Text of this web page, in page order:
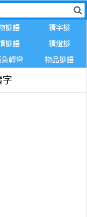
謎語
猜字謎
謎語
猜燈謎
急轉彎 物品謎語
字